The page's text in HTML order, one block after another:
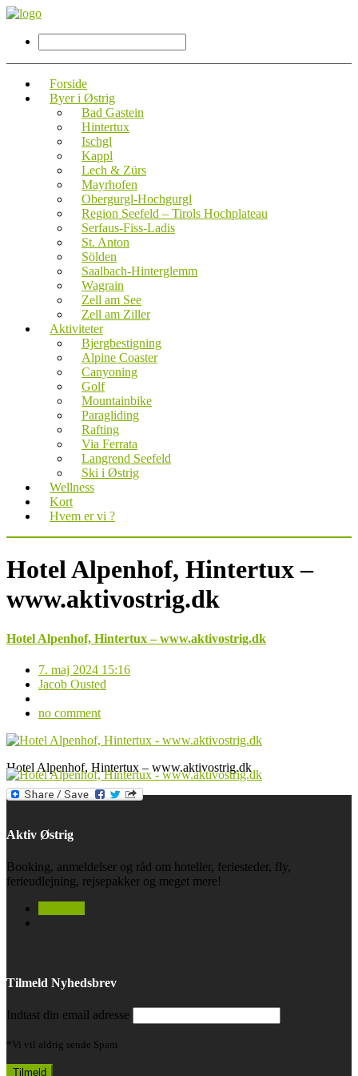
Forside
Byer i Østrig
Bad Gastein
Hintertux
Ischgl
Kappl
Lech & Zürs
Mayrhofen
Obergurgl-Hochgurgl
Region Seefeld – Tirols Hochplateau
Serfaus-Fiss-Ladis
St. Anton
Sölden
Saalbach-Hinterglemm
Wagrain
Zell am See
Zell am Ziller
Aktiviteter
Bjergbestigning
Alpine Coaster
Canyoning
Golf
Mountainbike
Paragliding
Rafting
Via Ferrata
Langrend Seefeld
Ski i Østrig
Wellness
Kort
Hvem er vi ?
Hotel Alpenhof, Hintertux –
www.aktivostrig.dk
Hotel Alpenhof, Hintertux – www.aktivostrig.dk
7. maj 2024 15:16
Jacob Ousted
no comment
Hotel Alpenhof, Hintertux – www.aktivostrig.dk
Aktiv Østrig
Booking, anmeldelser og råd om hoteller, feriesteder, fly,
ferieudlejning, rejsepakker og meget mere!
Tilmeld Nyhedsbrev
Indtast din email adresse
*Vi vil aldrig sende Spam